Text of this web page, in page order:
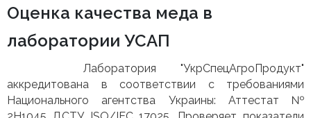
Оценка качества меда в
лаборатории УСАП
Лаборатория "УкрСпецАгроПродукт"
аккредитована в соответствии с требованиями
Национального агентства Украины: Аттестат №